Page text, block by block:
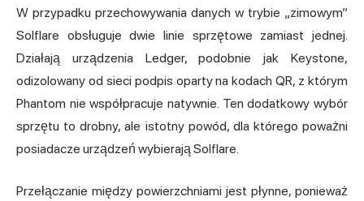
W przypadku przechowywania danych w trybie „zimowym”
Solflare obsługuje dwie linie sprzętowe zamiast jednej.
Działają urządzenia Ledger, podobnie jak Keystone,
odizolowany od sieci podpis oparty na kodach QR, z którym
Phantom nie współpracuje natywnie. Ten dodatkowy wybór
sprzętu to drobny, ale istotny powód, dla którego poważni
posiadacze urządzeń wybierają Solflare.
Przełączanie między powierzchniami jest płynne, ponieważ